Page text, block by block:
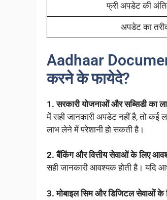
फ्री अपडेट की
अपडेट का
Aadhaar
करने के फायेदे?
1. सरकारी योजनाओं और सब्सिडी का
में सही जानकारी अपडेट नहीं है, तो कई
लाभ लेने में परेशानी हो सकती है।
2. बैंकिंग और वित्तीय सेवाओं के लिए
सही जानकारी आवश्यक होती है। यदि
3. मोबाइल सिम और डिजिटल सेवाओं के